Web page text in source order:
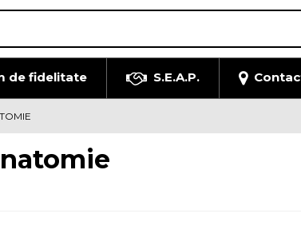
de fidelitate S.E.A.P.